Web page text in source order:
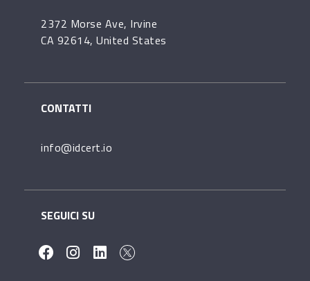
2372 Morse Ave, Irvine
CA 92614, United States
CONTATTI
info@idcert.io
SEGUICI SU